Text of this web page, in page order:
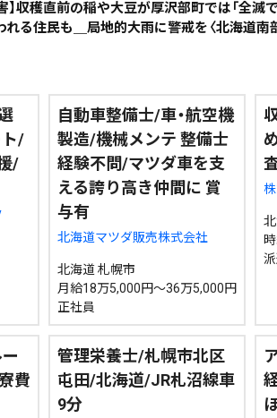
】収穫直前の稲や大豆が厚沢部町では「全
る住民も＿局地的大雨に警戒を〈北海道南
/
/
自動車整備士/車・航空機
製造/機械メンテ 整備士
経験不問/マツダ車を支
える誇り高き仲間に 賞
与有
北海道マツダ販売株式会社
北海道 札幌市
月給18万5,000円～36万5,000円
正社員
費
管理栄養士/札幌市北区
屯田/北海道/JR札沼線車
9分